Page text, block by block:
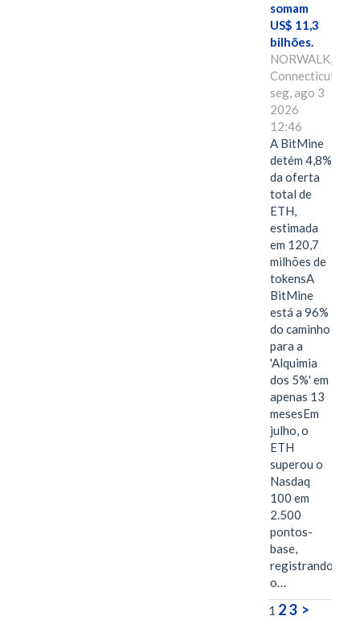
somam
US$ 11,3
bilhões.
NORWALK,
Connecticut,
seg, ago 3
2026
12:46
A BitMine
detém 4,8%
da oferta
total de
ETH,
estimada
em 120,7
milhões de
tokensA
BitMine
está a 96%
do caminho
para a
'Alquimia
dos 5%' em
apenas 13
mesesEm
julho, o
ETH
superou o
Nasdaq
100 em
2.500
pontos-
base,
registrando
o…
1 23 >